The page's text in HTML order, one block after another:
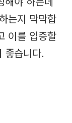
는지 막막합
이를 입증할
좋습니다.